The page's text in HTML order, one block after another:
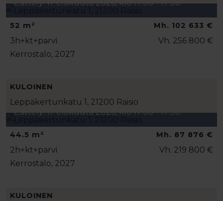
Esittely: 11. elokuuta 2026, klo 17:00 - 17:30
52 m²
3h+kt+parvi
Kerrostalo, 2027
Mh. 102 633 €
Vh. 256 800 €
KULOINEN
Leppäkertunkatu 1, 21200 Raisio
Esittely: 11. elokuuta 2026, klo 17:00 - 17:30
44.5 m²
2h+kt+parvi
Kerrostalo, 2027
Mh. 87 876 €
Vh. 219 800 €
KULOINEN